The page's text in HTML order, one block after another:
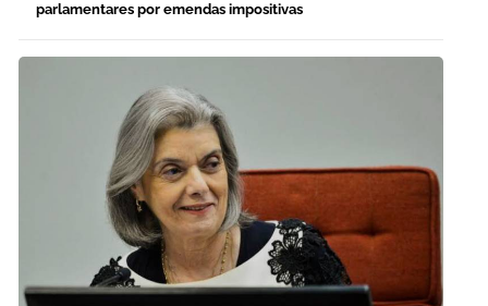
parlamentares por emendas impositivas